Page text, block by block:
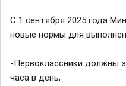
С 1 сентября 2025 года
новые нормы для
-Первоклассники должны
часа в день;